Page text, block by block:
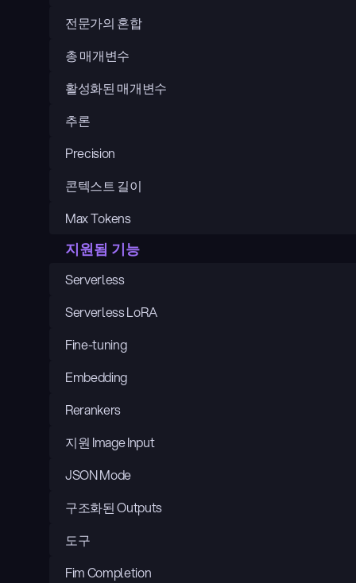
전문가의 혼합
총 매개변수
활성화된 매개변수
추론
Precision
콘텍스트 길이
Max Tokens
지원됨 기능
Serverless
Serverless LoRA
Fine-tuning
Embedding
Rerankers
지원 Image Input
JSON Mode
구조화된 Outputs
도구
Fim Completion